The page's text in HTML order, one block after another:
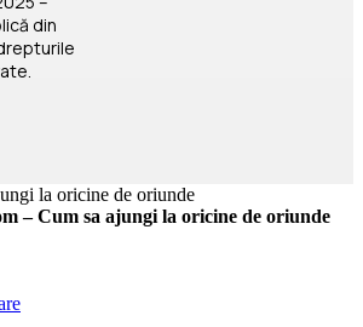
din
– Cum sa ajungi la oricine de oriunde